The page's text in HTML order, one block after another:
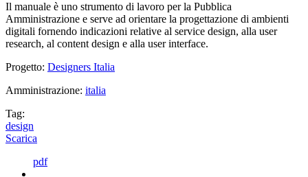
Il manuale è uno strumento di lavoro per la Pubblica
Amministrazione e serve ad orientare la progettazione di ambienti
digitali fornendo indicazioni relative al service design, alla user
research, al content design e alla user interface.
Progetto: Designers Italia
Amministrazione: italia
Tag:
design
Scarica
pdf